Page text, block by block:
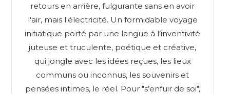
retours en arrière, fulgurante sans en avoir
l'air, mais l'électricité. Un formidable voyage
initiatique porté par une langue à l’inventivité
juteuse et truculente, poétique et créative,
qui jongle avec les idées reçues, les lieux
communs ou inconnus, les souvenirs et
pensées intimes, le réel. Pour "s’enfuir de soi",